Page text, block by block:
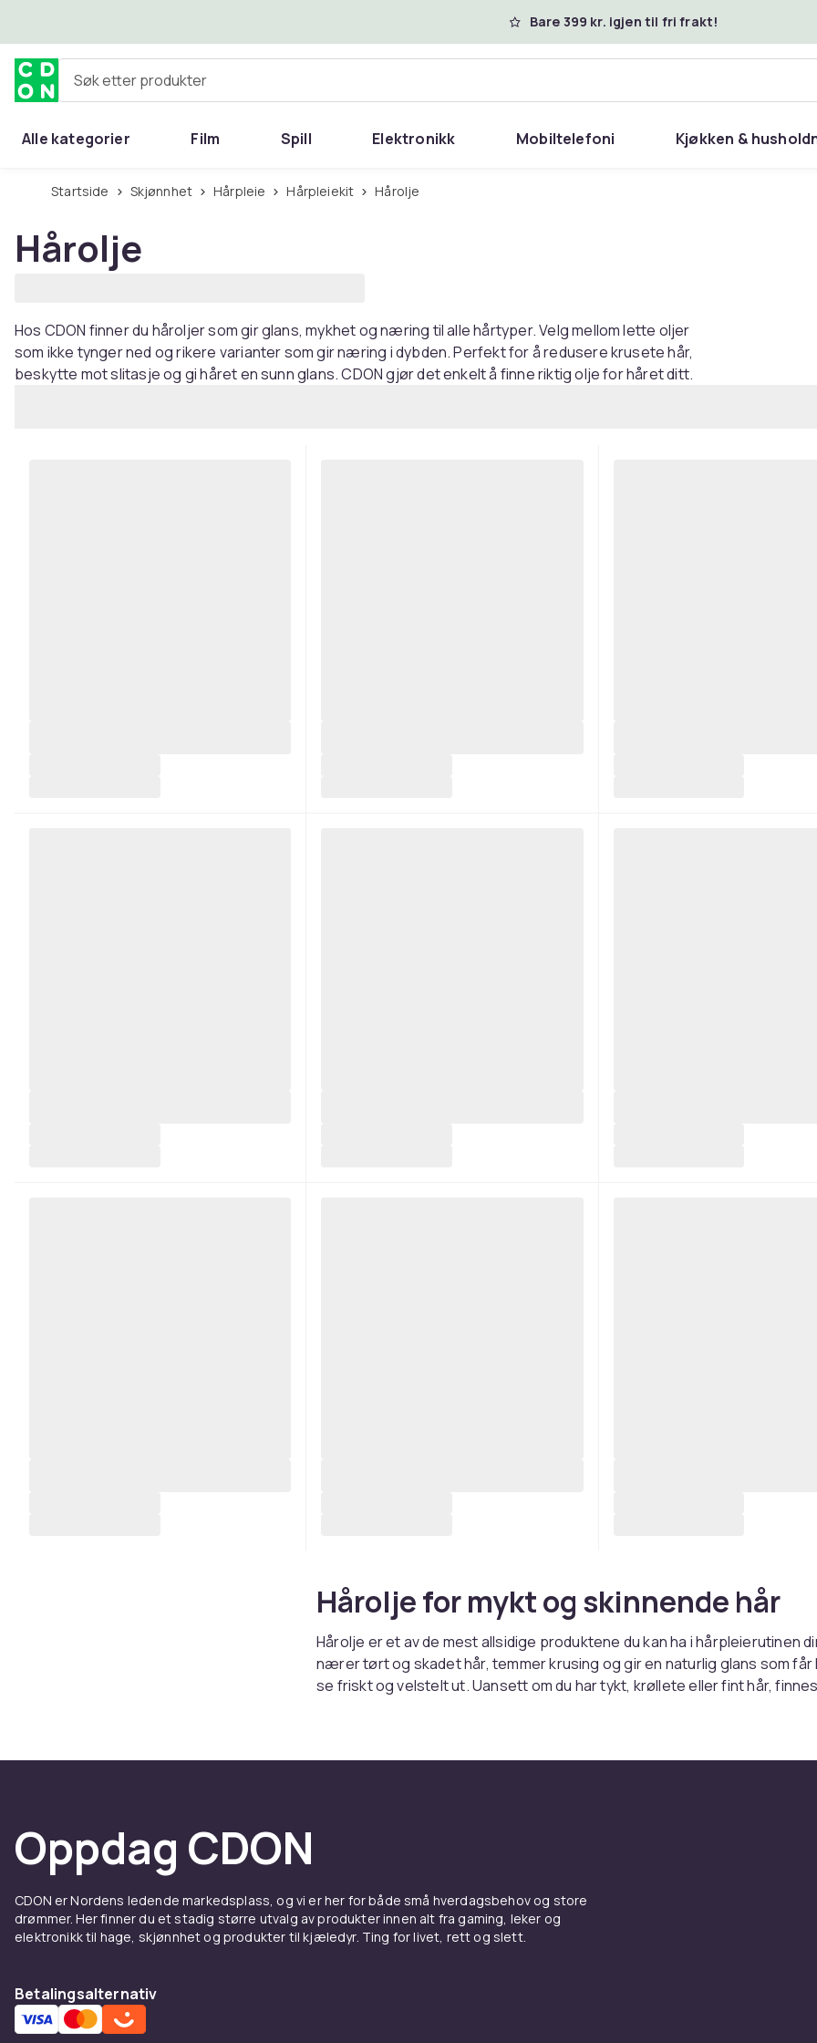
Bare 399 kr. igjen til fri frakt!
Søk etter produkter
Alle kategorier Film Spill Elektronikk Mobiltelefoni Kjøkken &
Startside Skjønnhet Hårpleie Hårpleiekit Hårolje
Hårolje
Hos CDON finner du håroljer som gir glans, mykhet og næring til alle hårtyper. Velg mellom lette oljer
som ikke tynger ned og rikere varianter som gir næring i dybden. Perfekt for å redusere krusete hår,
beskytte mot slitasje og gi håret en sunn glans. CDON gjør det enkelt å finne riktig olje for håret ditt.
Hårolje for mykt og skinnende hår
Hårolje er et av de mest allsidige produktene du kan ha i hårpleierutinen
nærer tørt og skadet hår, temmer krusing og gir en naturlig glans som får
se friskt og velstelt ut. Uansett om du har tykt, krøllete eller fint hår,
utmerket som intensiv kur over natten. Jojobaolje ligner hårets naturlige
og passer spesielt godt for sensitiv hodebunn. Marulaolje og kameliaolje
lettere alternativer som gir glans uten å gjøre håret fett.
Oppdag CDON
CDON er Nordens ledende markedsplass, og vi er her for både små hverdagsbehov og store
drømmer. Her finner du et stadig større utvalg av produkter innen alt fra gaming, leker og
elektronikk til hage, skjønnhet og produkter til kjæledyr. Ting for livet, rett og slett.
Betalingsalternativ